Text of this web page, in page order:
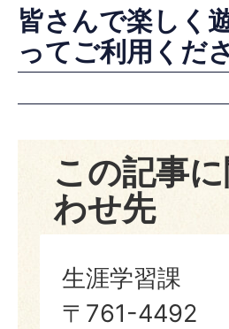
皆さんで楽しく
ってご利用くだ
この記事
わせ先
生涯学習課
〒761-4492